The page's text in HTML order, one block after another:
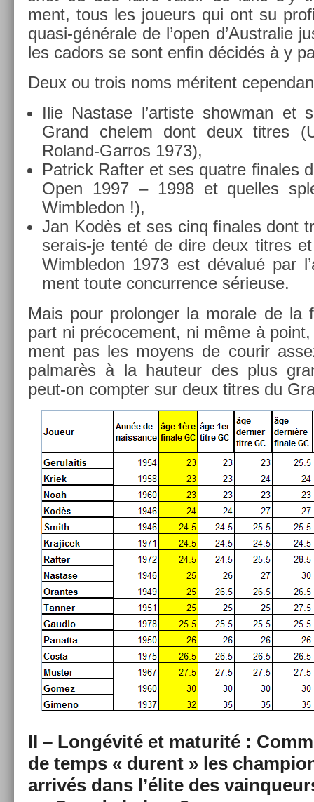
ment, tous les joueurs qui ont su
quasi-générale de l’open d’Australie
les cadors se sont enfin décidés à y
Deux ou trois noms méritent
Ilie Nas­tase l’ar­tiste show­man et
Grand chelem dont deux tit­res
Roland-Garros 1973),
Pat­rick Raft­er et ses quat­re fin­ales
Open 1997 – 1998 et quel­les
Wimbledon !),
Jan Kodès et ses cinq fin­ales dont
serais-je tenté de dire deux tit­res
Wimbledon 1973 est dévalué par
ment toute con­curr­ence sérieuse.
Mais pour pro­long­er la morale de la
part ni précoce­ment, ni même à
ment pas les moyens de co­urir
pal­marès à la hauteur des plus
peut-on com­pt­er sur deux tit­res du
II – Longévité et maturité :
de temps « durent » les
arrivés dans l’élite des